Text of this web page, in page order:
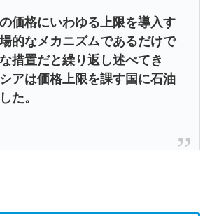
価格にいわゆる上限を導入す
的なメカニズムであるだけで
措置だと繰り返し述べてき
アは価格上限を課す国に石油
た。